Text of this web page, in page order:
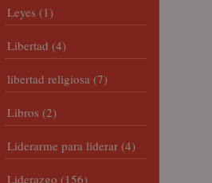
Leyes (1)
Libertad (4)
libertad religiosa (7)
Libros (2)
Liderarme para liderar (4)
Liderazgo (156)